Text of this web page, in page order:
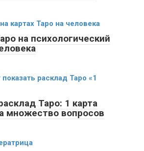
на психологический
Таро: 1 карта
множество вопросов